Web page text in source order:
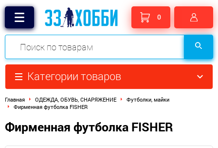
0
Категории товаров
Главная ОДЕЖДА, ОБУВЬ, СНАРЯЖЕНИЕ
Футболки, майки
Фирменная футболка FISHER
Фирменная футболка FISHER